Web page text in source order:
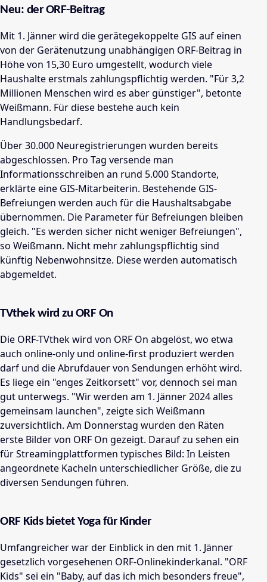
Neu: der ORF-Beitrag
Mit 1. Jänner wird die gerätegekoppelte GIS auf einen
von der Gerätenutzung unabhängigen ORF-Beitrag in
Höhe von 15,30 Euro umgestellt, wodurch viele
Haushalte erstmals zahlungspflichtig werden. "Für 3,2
Millionen Menschen wird es aber günstiger", betonte
Weißmann. Für diese bestehe auch kein
Handlungsbedarf.
Über 30.000 Neuregistrierungen wurden bereits
abgeschlossen. Pro Tag versende man
Informationsschreiben an rund 5.000 Standorte,
erklärte eine GIS-Mitarbeiterin. Bestehende GIS-
Befreiungen werden auch für die Haushaltsabgabe
übernommen. Die Parameter für Befreiungen bleiben
gleich. "Es werden sicher nicht weniger Befreiungen",
so Weißmann. Nicht mehr zahlungspflichtig sind
künftig Nebenwohnsitze. Diese werden automatisch
abgemeldet.
TVthek wird zu ORF On
Die ORF-TVthek wird von ORF On abgelöst, wo etwa
auch online-only und online-first produziert werden
darf und die Abrufdauer von Sendungen erhöht wird.
Es liege ein "enges Zeitkorsett" vor, dennoch sei man
gut unterwegs. "Wir werden am 1. Jänner 2024 alles
gemeinsam launchen", zeigte sich Weißmann
zuversichtlich. Am Donnerstag wurden den Räten
erste Bilder von ORF On gezeigt. Darauf zu sehen ein
für Streamingplattformen typisches Bild: In Leisten
angeordnete Kacheln unterschiedlicher Größe, die zu
diversen Sendungen führen.
ORF Kids bietet Yoga für Kinder
Umfangreicher war der Einblick in den mit 1. Jänner
gesetzlich vorgesehenen ORF-Onlinekinderkanal. "ORF
Kids" sei ein "Baby, auf das ich mich besonders freue",